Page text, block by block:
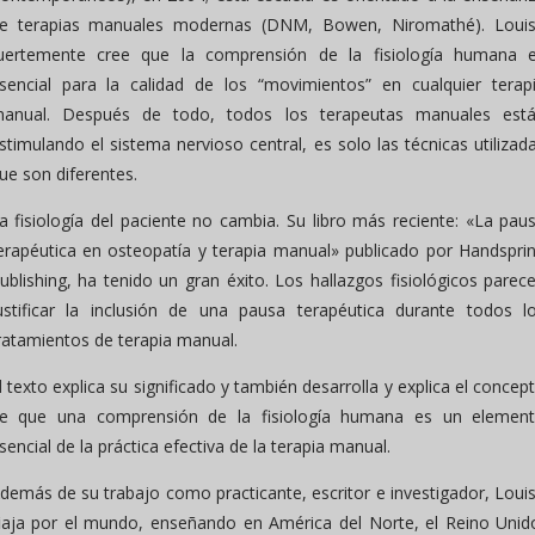
terapias manuales modernas (DNM, Bowen, Niromathé).
cree que la comprensión de la fisiología humana
para la calidad de los “movimientos” en cualquier
Después de todo, todos los terapeutas manuales
el sistema nervioso central, es solo las técnicas
son diferentes.
fisiología del paciente no cambia. Su libro más reciente: «La
en osteopatía y terapia manual» publicado por
ha tenido un gran éxito. Los hallazgos fisiológicos
la inclusión de una pausa terapéutica durante todos
de terapia manual.
texto explica su significado y también desarrolla y explica el
que una comprensión de la fisiología humana es un
de la práctica efectiva de la terapia manual.
de su trabajo como practicante, escritor e investigador,
por el mundo, enseñando en América del Norte, el Reino